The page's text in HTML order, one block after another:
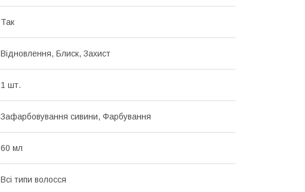
Так
Відновлення, Блиск, Захист
1 шт.
Зафарбовування сивини, Фарбування
60 мл
Всі типи волосся